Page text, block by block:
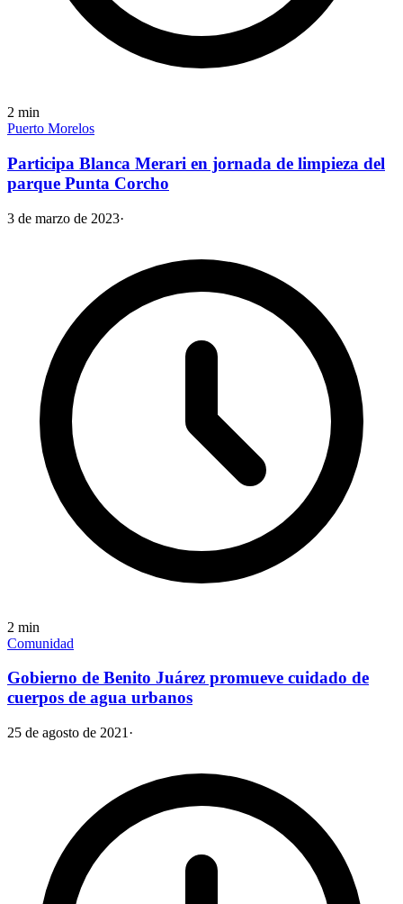
2 min
Puerto Morelos
Participa Blanca Merari en jornada de limpieza del
parque Punta Corcho
3 de marzo de 2023·
2 min
Comunidad
Gobierno de Benito Juárez promueve cuidado de
cuerpos de agua urbanos
25 de agosto de 2021 ·